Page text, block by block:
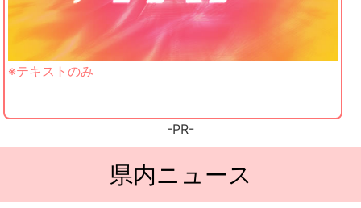
※テキストのみ
-PR-
県内ニュース